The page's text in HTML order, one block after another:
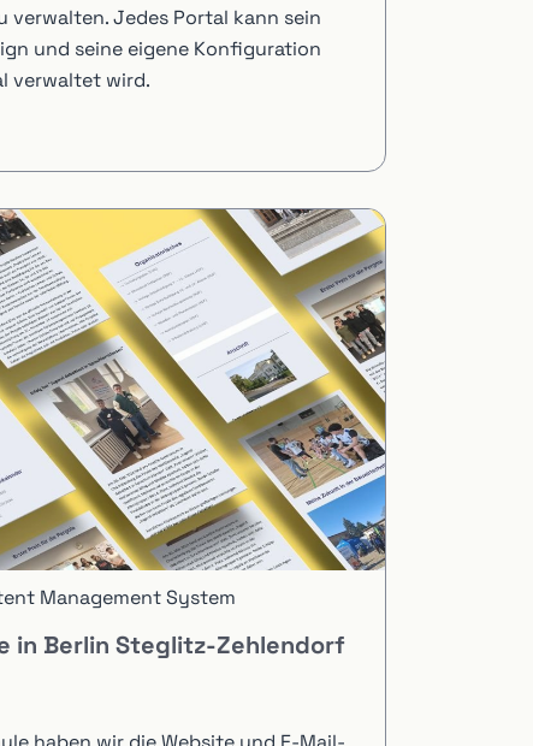
verwalten. Jedes Portal kann sein
und seine eigene Konfiguration
verwaltet wird.
Management System
in Berlin Steglitz-Zehlendorf